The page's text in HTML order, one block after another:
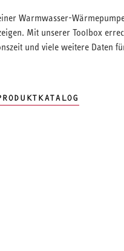
Warmwasser-
Mit unserer Toolbox
und viele weitere Daten